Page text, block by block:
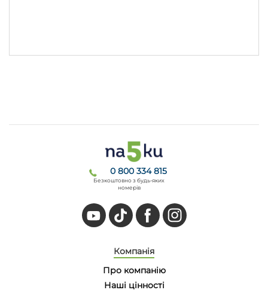
0 800 334 815
Безкоштовно з будь-яких
номерів
Компанія
Про компанію
Наші цінності